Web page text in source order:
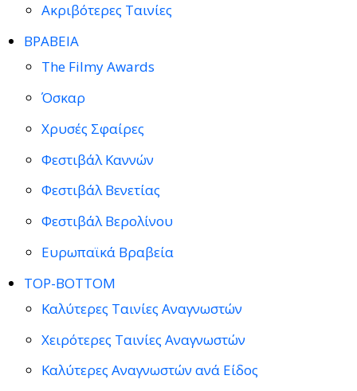
Ακριβότερες Ταινίες
ΒΡΑΒΕΙΑ
The Filmy Awards
Όσκαρ
Χρυσές Σφαίρες
Φεστιβάλ Καννών
Φεστιβάλ Βενετίας
Φεστιβάλ Βερολίνου
Ευρωπαϊκά Βραβεία
TOP-BOTTOM
Καλύτερες Ταινίες Αναγνωστών
Χειρότερες Ταινίες Αναγνωστών
Καλύτερες Αναγνωστών ανά Είδος